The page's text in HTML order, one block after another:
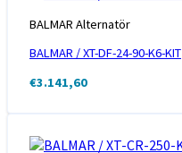
BALMAR Alternatör
BALMAR / XT-DF-24-90-K6-KIT
€3.141,60